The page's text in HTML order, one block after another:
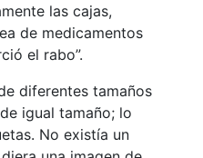
las cajas,
de medicamentos
el rabo”.
diferentes tamaños
igual tamaño; lo
No existía un